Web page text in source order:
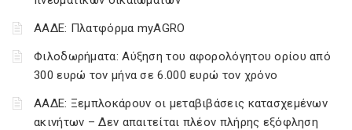
ΑΑΔΕ: Πλατφόρμα myAGRO
Φιλοδωρήματα: Αύξηση του αφορολόγητου ορίου από
300 ευρώ τον μήνα σε 6.000 ευρώ τον χρόνο
ΑΑΔΕ: Ξεμπλοκάρουν οι μεταβιβάσεις κατασχεμένων
ακινήτων – Δεν απαιτείται πλέον πλήρης εξόφληση